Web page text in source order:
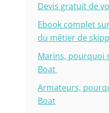
Devis gratuit de
Ebook complet
du métier de
Marins, pourquoi
Boat
Armateurs,
Boat